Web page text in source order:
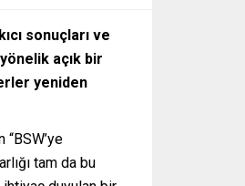
sonuçları ve
açık bir
yeniden
tam da bu